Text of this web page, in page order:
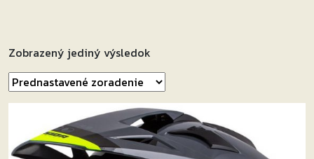
Zobrazený jediný výsledok